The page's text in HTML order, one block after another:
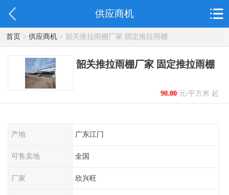
供应商机
首页> 供应商机> 韶关推拉雨棚厂家 固定推拉雨棚
韶关推拉雨棚厂家 固定推拉雨棚
90.00元/平方米 起
产地 广东江门
可售卖地 全国
厂家 欣兴旺